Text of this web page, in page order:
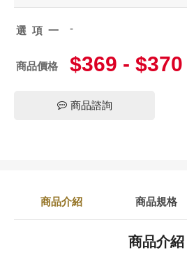
選項一 -
商品價格 $369 - $370
商品諮詢
商品介紹 商品規格
商品介紹